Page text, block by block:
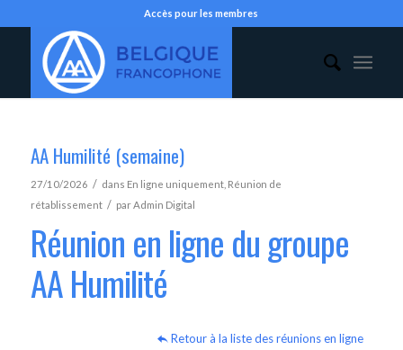
Accès pour les membres
AA Humilité (semaine)
27/10/2026 / dans En ligne uniquement, Réunion de
rétablissement / parAdmin Digital
Réunion en ligne du groupe
AA Humilité
Retour à la liste des réunions en ligne